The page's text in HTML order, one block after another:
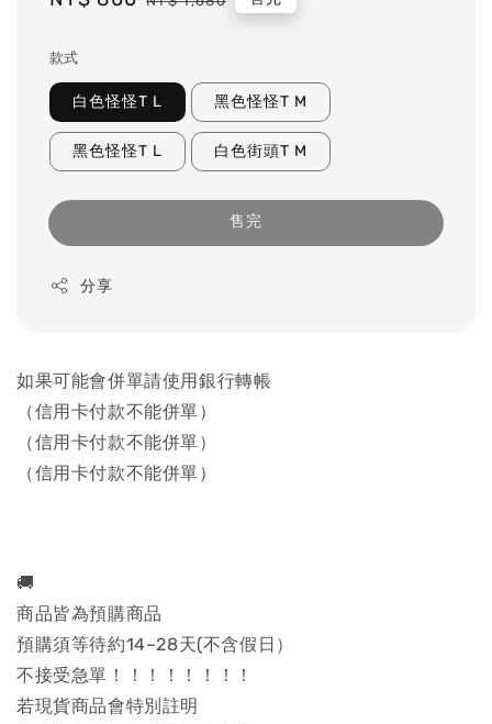
款式
白色怪怪T L 黑色怪怪T M
黑色怪怪T L 白色街頭T M
售完
分享
如果可能會併單請使用銀行轉帳
（信用卡付款不能併單）
（信用卡付款不能併單）
（信用卡付款不能併單）
🚚
商品皆為預購商品
預購須等待約14~28天(不含假日）
不接受急單！！！！！！！！
若現貨商品會特別註明